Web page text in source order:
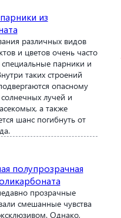
из
различных видов
и цветов очень часто
парники и
таких строений
опасному
лучей и
а также
шанс погибнуть от
полупрозрачная
прозрачные
смешанные чувства
Однако,